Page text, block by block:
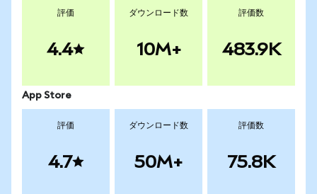
評価
4.4
ダウンロード数
10M+
評価数
483.9K
App Store
評価
4.7
ダウンロード数
50M+
評価数
75.8K